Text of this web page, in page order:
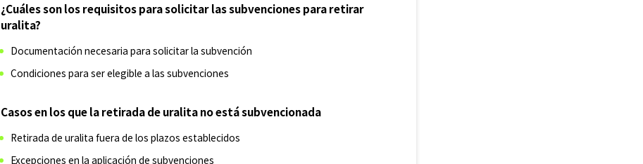
¿Cuáles son los requisitos para solicitar las subvenciones para retirar
uralita?
Documentación necesaria para solicitar la subvención
Condiciones para ser elegible a las subvenciones
Casos en los que la retirada de uralita no está subvencionada
Retirada de uralita fuera de los plazos establecidos
Excepciones en la aplicación de subvenciones